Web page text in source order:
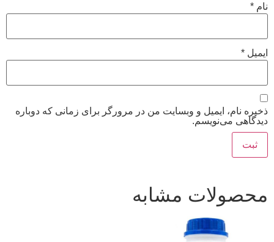
نام *
ایمیل *
ذخیره نام، ایمیل و وبسایت من در مرورگر برای زمانی که دوباره
دیدگاهی می‌نویسم.
محصولات مشابه